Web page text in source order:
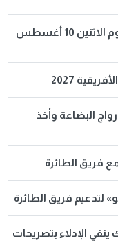
مواقيت الصلاة في محافظات مصر اليوم الاثنين 10 أغسطس
2027
البضاعة وأخذ
فريق الطائرة
لتدعيم فريق الطائرة
الإدلاء بتصريحات